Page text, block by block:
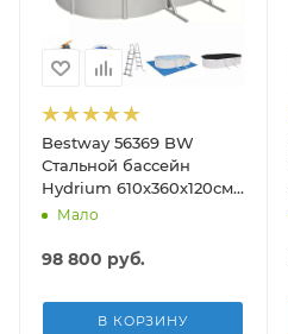
Bestway 56369 BW
Стальной бассейн
Hydrium 610х360х120см,
19929л, песч.фил.-нас
подст.
Мало
98 800 руб.
В КОРЗИНУ